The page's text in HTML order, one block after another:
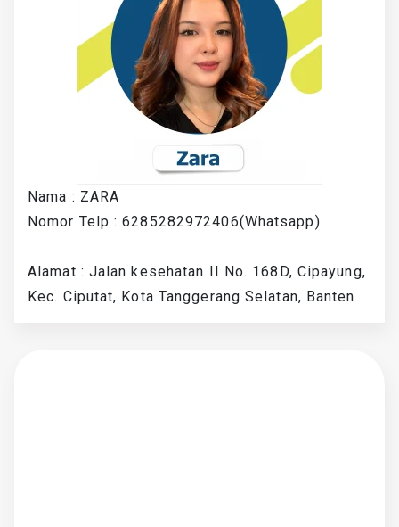
Nama : ZARA
Nomor Telp : 6285282972406(Whatsapp)
Alamat : Jalan kesehatan II No. 168D, Cipayung,
Kec. Ciputat, Kota Tanggerang Selatan, Banten